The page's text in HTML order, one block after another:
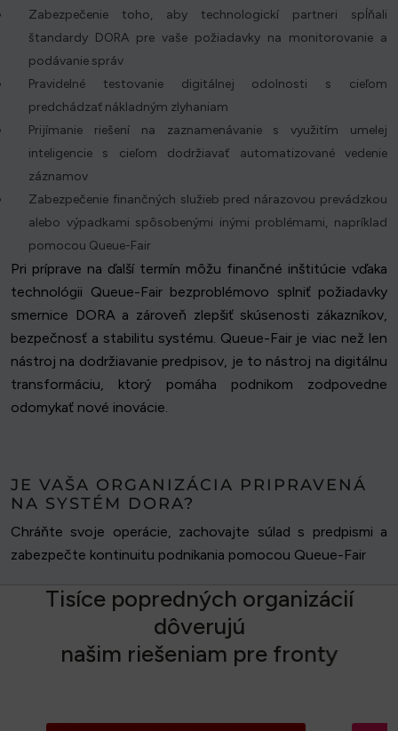
Zabezpečenie toho, aby technologickí partneri spĺňali
štandardy DORA pre vaše požiadavky na monitorovanie a
podávanie správ
Pravidelné testovanie digitálnej odolnosti s cieľom
predchádzať nákladným zlyhaniam
Prijímanie riešení na zaznamenávanie s využitím umelej
inteligencie s cieľom dodržiavať automatizované vedenie
záznamov
Zabezpečenie finančných služieb pred nárazovou prevádzkou
alebo výpadkami spôsobenými inými problémami, napríklad
pomocou Queue-Fair
Pri príprave na ďalší termín môžu finančné inštitúcie vďaka
technológii Queue-Fair bezproblémovo splniť požiadavky
smernice DORA a zároveň zlepšiť skúsenosti zákazníkov,
bezpečnosť a stabilitu systému. Queue-Fair je viac než len
nástroj na dodržiavanie predpisov, je to nástroj na digitálnu
transformáciu, ktorý pomáha podnikom zodpovedne
odomykať nové inovácie.
JE VAŠA ORGANIZÁCIA PRIPRAVENÁ
NA SYSTÉM DORA?
Chráňte svoje operácie, zachovajte súlad s predpismi a
zabezpečte kontinuitu podnikania pomocou Queue-Fair
Tisíce popredných organizácií
dôverujú
našim riešeniam pre fronty